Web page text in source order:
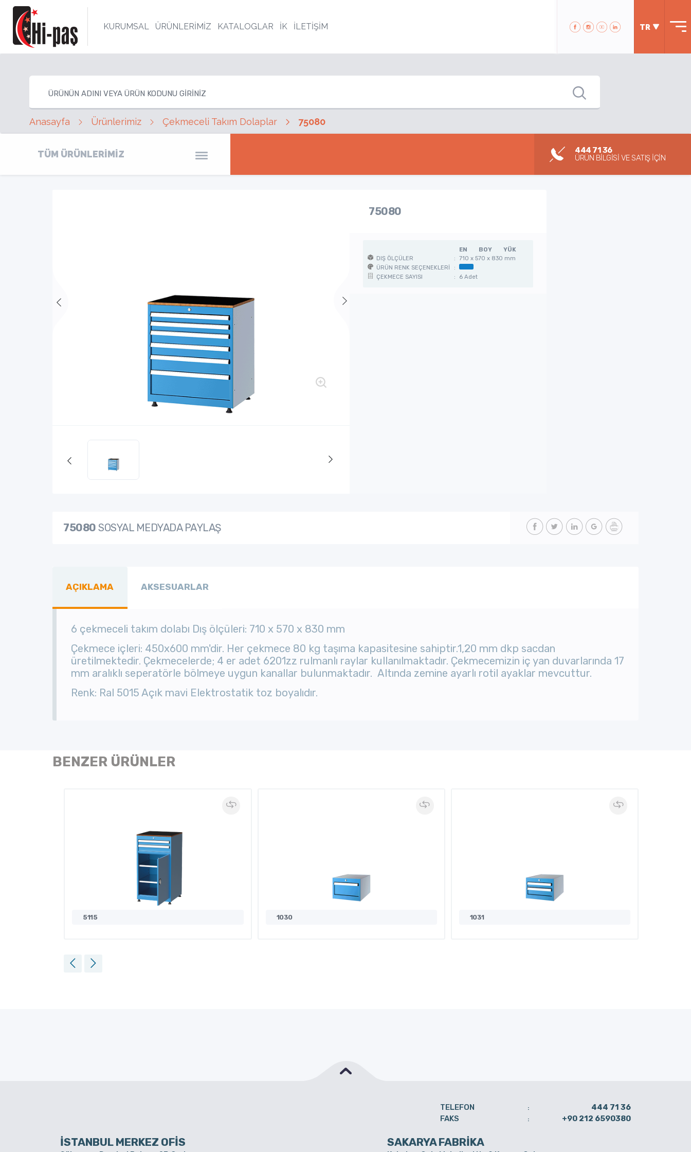
KURUMSAL ÜRÜNLERİMİZ KATALOGLAR İK İLETİŞİM TR
Anasayfa Ürünlerimiz Çekmeceli Takım Dolaplar 75080
TÜM ÜRÜNLERİMİZ
444 71 36
ÜRÜN BİLGİSİ VE SATIŞ İÇİN
75080
EN BOY
YÜK
DIŞ ÖLÇÜLER
:
710 x 570 x 830 mm
ÜRÜN RENK SEÇENEKLERİ
:
ÇEKMECE SAYISI
: 6 Adet
75080 SOSYAL MEDYADA PAYLAŞ
AÇIKLAMA AKSESUARLAR
6 çekmeceli takım dolabı Dış ölçüleri: 710 x 570 x 830 mm
Çekmece içleri: 450x600 mm'dir. Her çekmece 80 kg taşıma kapasitesine sahiptir.1,20 mm dkp sacdan
üretilmektedir. Çekmecelerde; 4 er adet 6201zz rulmanlı raylar kullanılmaktadır. Çekmecemizin iç yan duvarlarında 17
mm aralıklı seperatörle bölmeye uygun kanallar bulunmaktadır. Altında zemine ayarlı rotil ayaklar mevcuttur.
Renk: Ral 5015 Açık mavi Elektrostatik toz boyalıdır.
BENZER ÜRÜNLER
5115 1030 1031
İSTANBUL MERKEZ OFİS SAKARYA FABRİKA
TELEFON :
444 71 36
FAKS
: +90 212 6590380